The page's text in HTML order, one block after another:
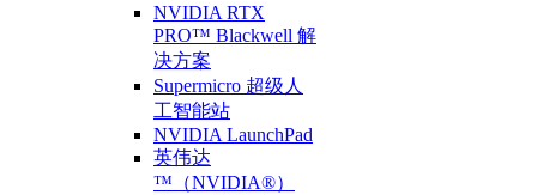
NVIDIA RTX
PRO™ Blackwell 解
决方案
Supermicro 超级 人
工智能站
NVIDIA LaunchPad
英伟达
™（NVIDIA®）